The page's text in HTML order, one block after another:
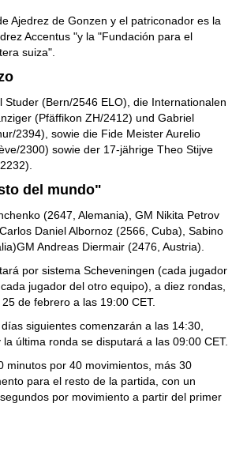
Ajedrez de Gonzen y el patriconador es la
Accentus "y la "Fundación para el
suiza".
Studer (Bern/2546 ELO), die Internationalen
(Pfäffikon ZH/2412) und Gabriel
2394), sowie die Fide Meister Aurelio
2300) sowie der 17-jährige Theo Stijve
del mundo"
(2647, Alemania), GM Nikita Petrov
Daniel Albornoz (2566, Cuba), Sabino
Andreas Diermair (2476, Austria).
por sistema Scheveningen (cada jugador
jugador del otro equipo), a diez rondas,
de febrero a las 19:00 CET.
siguientes comenzarán a las 14:30,
última ronda se disputará a las 09:00 CET.
minutos por 40 movimientos, más 30
para el resto de la partida, con un
por movimiento a partir del primer